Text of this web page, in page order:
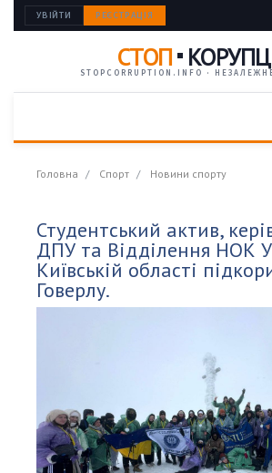
УВІЙТИ РЕЄСТРАЦІЯ
СТОП
STOPCORRUPTION.INFO ·
Головна Спорт Новини спорту
Студентський актив,
ДПУ та Відділення НОК
Київській області
Говерлу.